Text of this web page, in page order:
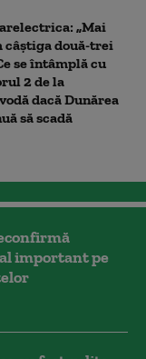
„Mai
câștiga două-trei
se întâmplă cu
2 de la
dacă Dunărea
să scadă
important pe